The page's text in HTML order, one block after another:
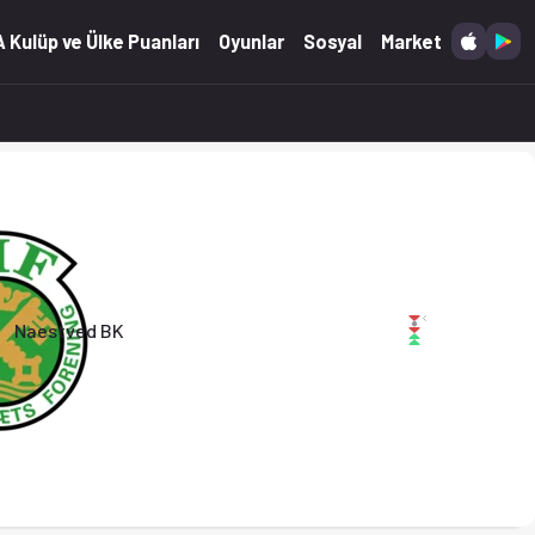
Kulüp ve Ülke Puanları Oyunlar Sosyal Market
Naestved BK